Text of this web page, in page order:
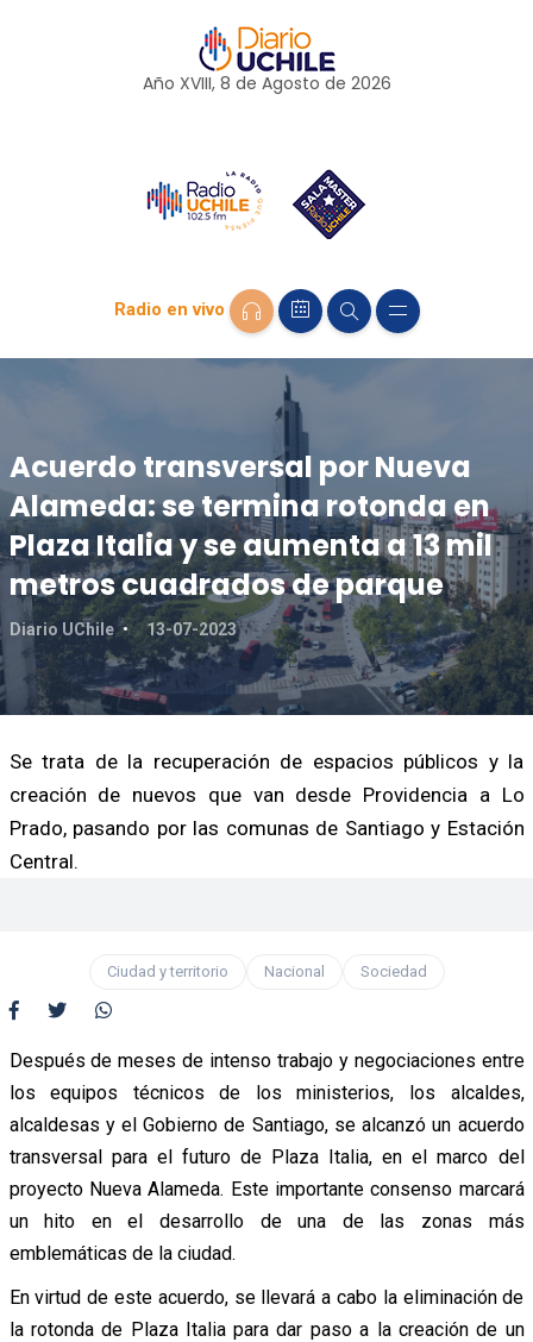
Año XVIII, 8 de Agosto de 2026
Radio en vivo
Acuerdo transversal por Nueva
Alameda: se termina rotonda en
Plaza Italia y se aumenta a 13 mil
metros cuadrados de parque
Diario UChile 13-07-2023
Se trata de la recuperación de espacios públicos y la
creación de nuevos que van desde Providencia a Lo
Prado, pasando por las comunas de Santiago y Estación
Central.
Ciudad y territorio Nacional Sociedad
Después de meses de intenso trabajo y negociaciones entre
los equipos técnicos de los ministerios, los alcaldes,
alcaldesas y el Gobierno de Santiago, se alcanzó un acuerdo
transversal para el futuro de Plaza Italia, en el marco del
proyecto Nueva Alameda. Este importante consenso marcará
un hito en el desarrollo de una de las zonas más
emblemáticas de la ciudad.
En virtud de este acuerdo, se llevará a cabo la eliminación de
la rotonda de Plaza Italia para dar paso a la creación de un